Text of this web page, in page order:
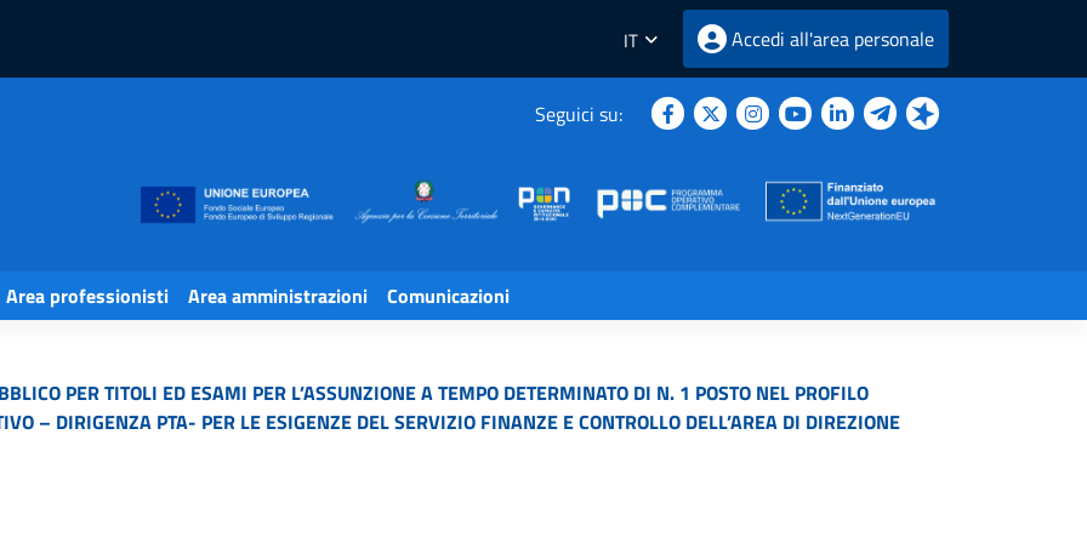
IT Accedi all'area personale
Seguici su:
Area professionisti Area amministrazioni Comunicazioni
PER TITOLI ED ESAMI PER L’ASSUNZIONE A TEMPO DETERMINATO DI N. 1 POSTO NEL PROFILO
– DIRIGENZA PTA- PER LE ESIGENZE DEL SERVIZIO FINANZE E CONTROLLO DELL’AREA DI DIREZIONE